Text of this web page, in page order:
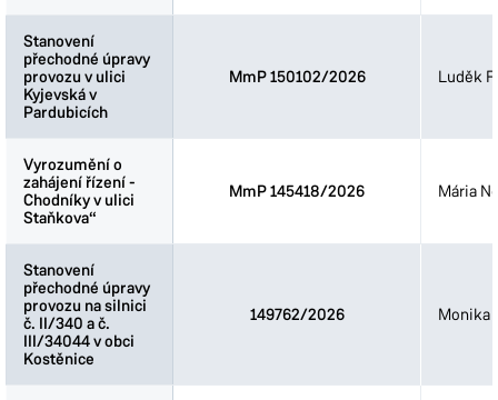
Stanovení
přechodné úpravy
provozu v ulici
Kyjevská v
Pardubicích
MmP 150102/2026 Luděk
Vyrozumění o
zahájení řízení -
Chodníky v ulici
Staňkova“
MmP 145418/2026 Mária
Stanovení
přechodné úpravy
provozu na silnici
č. II/340 a č.
III/34044 v obci
Kostěnice
149762/2026 Monika
Stanovení
přechodné úpravy
provozu v ulici
Kyjevská v
Pardubicích
Vyrozumění o
zahájení řízení -
Chodníky v ulici
Staňkova“
Stanovení
přechodné úpravy
provozu na silnici
č. II/340 a č.
III/34044 v obci
Kostěnice